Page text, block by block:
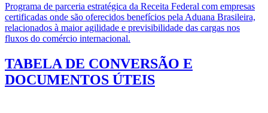
Programa de parceria estratégica da Receita Federal com empresas
certificadas onde são oferecidos benefícios pela Aduana Brasileira,
relacionados à maior agilidade e previsibilidade das cargas nos
fluxos do comércio internacional.
TABELA DE CONVERSÃO E
DOCUMENTOS ÚTEIS